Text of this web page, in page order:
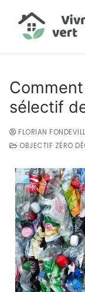
Accueil
Maison
Maison
Types de
Ameublement
sélectif
FLORIAN
OBJECTIF ZÉRO